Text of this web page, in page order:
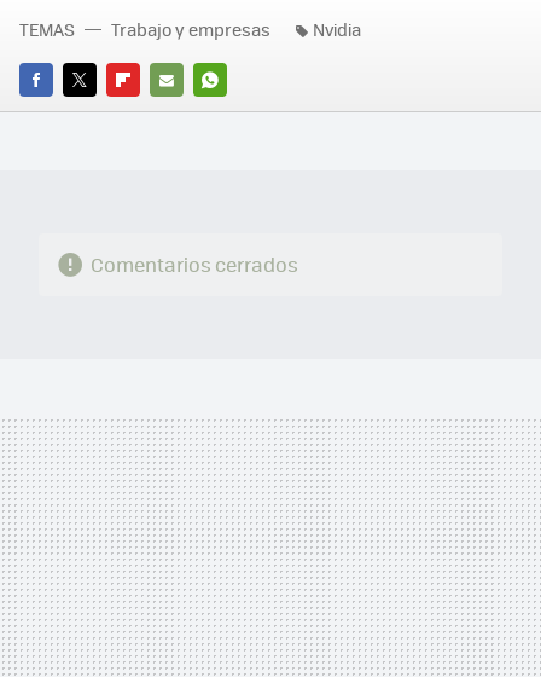
FACEBOOK
TWITTERFLIPBOARD
E-
WHATSAPP
TEMAS Trabajo y empresas Nvidia
Comentarios cerrados